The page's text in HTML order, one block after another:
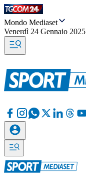
Mondo Mediaset
Venerdì 24 Gennaio 2025